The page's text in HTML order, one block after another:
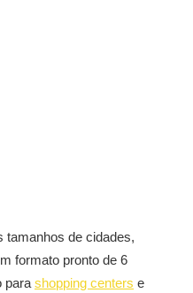
tamanhos de cidades,
formato pronto de 6
para shopping centers e